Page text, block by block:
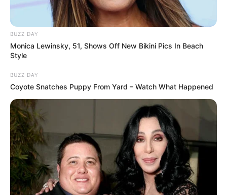
BUZZ DAY
Monica Lewinsky, 51, Shows Off New Bikini Pics In Beach
Style
BUZZ DAY
Coyote Snatches Puppy From Yard – Watch What Happened